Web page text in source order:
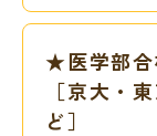
★医学部合
［京大・
ど］